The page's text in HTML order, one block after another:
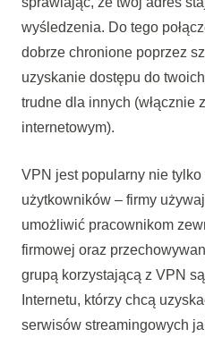
wyśledzenia. Do tego
dobrze chronione poprzez
uzyskanie dostępu do
trudne dla innych (włącznie
internetowym).
VPN jest popularny nie
użytkowników – firmy
umożliwić pracownikom
firmowej oraz
grupą korzystającą z VPN
Internetu, którzy chcą
serwisów streamingowych